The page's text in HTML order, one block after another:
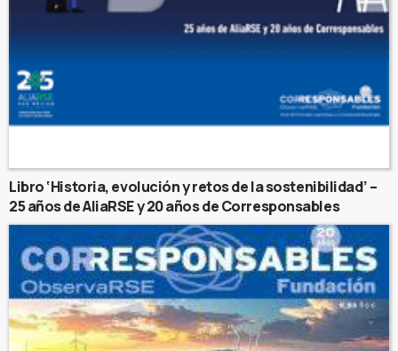
Libro ‘Historia, evolución y retos de la sostenibilidad’ –
25 años de AliaRSE y 20 años de Corresponsables